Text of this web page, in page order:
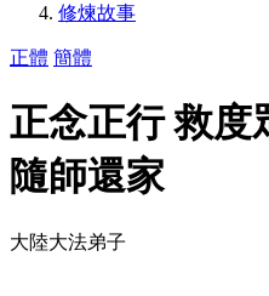
修煉故事
正體 簡體
正念正行 救度
隨師還家
大陸大法弟子